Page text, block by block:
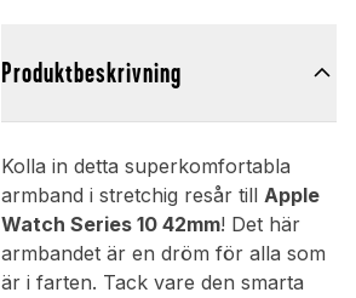
Produktbeskrivning
Kolla in detta superkomfortabla
armband i stretchig resår till Apple
Watch Series 10 42mm! Det här
armbandet är en dröm för alla som
är i farten. Tack vare den smarta